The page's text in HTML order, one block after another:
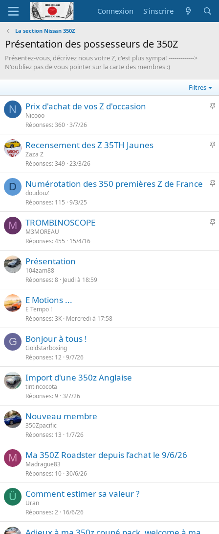
Connexion S'inscrire
La section Nissan 350Z
Présentation des possesseurs de 350Z
Présentez-vous, décrivez nous votre Z, c'est plus sympa! ------------->
N'oubliez pas de vous pointer sur la carte des membres :)
Filtres
N
I
o
r
t
Prix d'achat de vos Z d'occasion
Nicooo
Réponses 360 3/7/26
I
o
r
t
Recensement des Z 35TH Jaunes
Zaza Z
Réponses 349 23/3/26
D
I
o
r
Numérotation des 350 premières Z de France
doudouZ
Réponses 115 9/3/25
M
I
o
TROMBINOSCOPE
M3MOREAU
Réponses 455 15/4/16
Présentation
104zam88
Réponses 8 Jeudi à 18:59
E Motions ...
E Tempo !
Réponses 3K Mercredi à 17:58
G Bonjour à tous !
Goldstarboxing
Réponses 12 9/7/26
Import d'une 350z Anglaise
tintincocota
Réponses 9 3/7/26
Nouveau membre
350Zpacific
Réponses 13 1/7/26
M Ma 350Z Roadster depuis l’achat le 9/6/26
Madrague83
Réponses 10 30/6/26
Ü Comment estimer sa valeur ?
Üran
Réponses 2 16/6/26